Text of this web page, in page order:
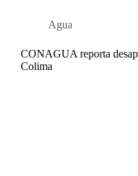
Agua
CONAGUA reporta
Colima